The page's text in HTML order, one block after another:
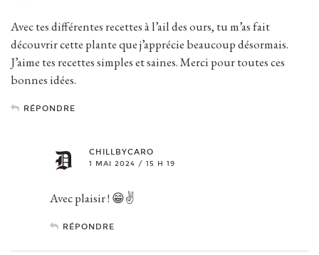
Avec tes différentes recettes à l’ail des ours, tu m’as fait
découvrir cette plante que j’apprécie beaucoup désormais.
J’aime tes recettes simples et saines. Merci pour toutes ces
bonnes idées.
RÉPONDRE
CHILLBYCARO
1 MAI 2024 / 15 H 19
Avec plaisir ! 😁✌️
RÉPONDRE